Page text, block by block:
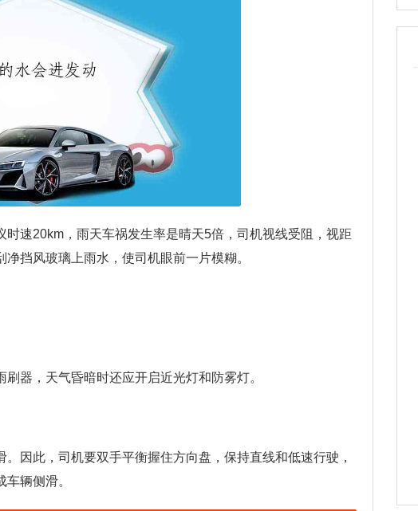
速20km，雨天车祸发生率是晴天5倍，司机视线受阻，视距
挡风玻璃上雨水，使司机眼前一片模糊。
器，天气昏暗时还应开启近光灯和防雾灯。
因此，司机要双手平衡握住方向盘，保持直线和低速行驶，
辆侧滑。